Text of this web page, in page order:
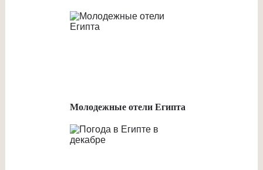
Молодежные отели Египта